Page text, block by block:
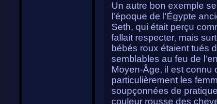
Un autre bon exemple
l'époque de l'Égypte
Seth, qui était perçu
fallait respecter, mais
bébés roux étaient tués
semblables au feu de
Moyen-Âge, il est connu
particulièrement les
soupçonnées de
couleur rousse des